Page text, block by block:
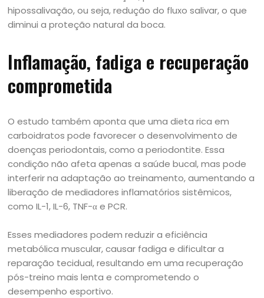
hipossalivação, ou seja, redução do fluxo salivar, o que
diminui a proteção natural da boca.
Inflamação, fadiga e recuperação
comprometida
O estudo também aponta que uma dieta rica em
carboidratos pode favorecer o desenvolvimento de
doenças periodontais, como a periodontite. Essa
condição não afeta apenas a saúde bucal, mas pode
interferir na adaptação ao treinamento, aumentando a
liberação de mediadores inflamatórios sistêmicos,
como IL-1, IL-6, TNF-α e PCR.
Esses mediadores podem reduzir a eficiência
metabólica muscular, causar fadiga e dificultar a
reparação tecidual, resultando em uma recuperação
pós-treino mais lenta e comprometendo o
desempenho esportivo.